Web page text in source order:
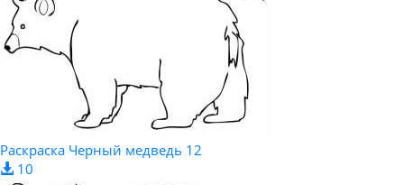
Раскраска Черный медведь 12
10